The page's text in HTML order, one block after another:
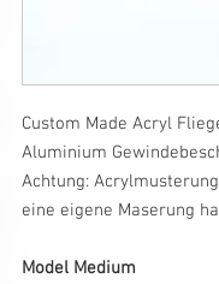
Custom Made Acryl
Aluminium
Achtung:
eine eigene Maserung
Model Medium